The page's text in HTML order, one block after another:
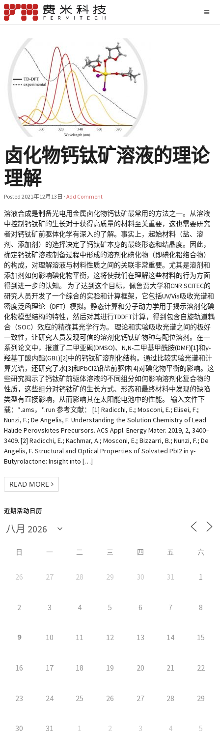
卤化物钙钛矿溶液的理论
理解
Posted 2021年12月13日 · Add Comment
溶液合成是制备光电用金属卤化物钙钛矿最常用的方法之一。从溶液
中控制钙钛矿的生长对于获得高质量的材料至关重要，这也需要研究
者对钙钛矿前驱体化学有深入的了解。事实上，起始材料（盐、溶
剂、添加剂）的选择决定了钙钛矿本身的最终形态和结晶度。因此，
确定钙钛矿溶液制备过程中形成的溶剂化碘化物（即碘化铅络合物）
的构成，对理解溶液与材料性质之间的关联非常重要。尤其是溶剂和
添加剂如何影响碘化物平衡，这将使我们在理解这些材料的行为方面
得到进一步的认知。 为了达到这个目标，佩鲁贾大学和CNR SCITEC的
研究人员开发了一个综合的实验和计算框架，它包括UV/Vis吸收光谱和
密度泛函理论（DFT）模拟。静态计算和分子动力学用于揭示溶剂化碘
化物模型结构的特性，然后对其进行TDDFT计算，得到包含自旋轨道耦
合（SOC）效应的精确其光学行为。 理论和实验吸收光谱之间的极好
一致性，让研究人员发现可信的溶剂化钙钛矿物种与配位溶剂。在一
系列论文中，报道了二甲亚砜(DMSO)、N,N-二甲基甲酰胺(DMF)[1]和γ-
羟基丁酸内酯(GBL)[2]中的钙钛矿溶剂化结构。通过比较实验光谱和计
算光谱，还研究了水[3]和PbCl2铅盐前驱体[4]对碘化物平衡的影响。这
些研究揭示了钙钛矿前驱体溶液的不同组分如何影响溶剂化复合物的
性质，这些组分对钙钛矿的生长方式、形态和最终材料中发现的缺陷
类型有直接影响，从而影响其在太阳能电池中的性能。 输入文件下
载：*.ams，*.run 参考文献： [1] Radicchi, E.; Mosconi, E.; Elisei, F.;
Nunzi, F.; De Angelis, F. Understanding the Solution Chemistry of Lead
Halide Perovskites Precursors. ACS Appl. Energy Mater. 2019, 2, 3400–
3409. [2] Radicchi, E.; Kachmar, A.; Mosconi, E.; Bizzarri, B.; Nunzi, F.; De
Angelis, F. Structural and Optical Properties of Solvated PbI2 in γ-
Butyrolactone: Insight into […]
READ MORE
近期活动日历
日 一 二 三 四 五 六
26 27 28 29 30 31 1
2 3 4 5 6 7 8
9 10 11 12 13 14 15
16 17 18 19 20 21 22
23 24 25 26 27 28 29
30 31 1 2 3 4 5